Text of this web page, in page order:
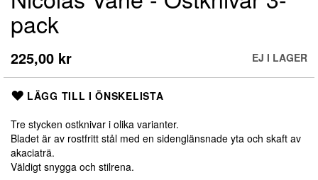
pack
225,00 kr EJ I LAGER
LÄGG TILL I ÖNSKELISTA
Tre stycken ostknivar i olika varianter.
Bladet är av rostfritt stål med en sidenglänsnade yta och skaft av
akaciaträ.
Väldigt snygga och stilrena.
till
början
av
bildgalleriet